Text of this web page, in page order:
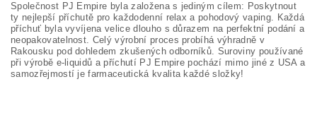
Společnost PJ Empire byla založena s jediným cílem: Poskytnout
ty nejlepší příchutě pro každodenní relax a pohodový vaping. Každá
příchuť byla vyvíjena velice dlouho s důrazem na perfektní podání a
neopakovatelnost. Celý výrobní proces probíhá výhradně v
Rakousku pod dohledem zkušených odborníků. Suroviny používané
při výrobě e-liquidů a příchutí PJ Empire pochází mimo jiné z USA a
samozřejmostí je farmaceutická kvalita každé složky!